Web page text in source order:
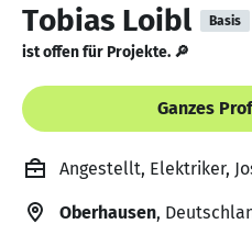
Tobias Loibl Basis
ist offen für Projekte. 🔎
Ganzes
Angestellt, Elektriker,
Oberhausen,